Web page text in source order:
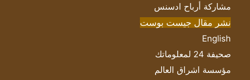
مشاركة أرباح ادسنس
نشر مقال جيست بوست
English
صحيفة 24 لمعلوماتك
مؤسسة اشراق العالم